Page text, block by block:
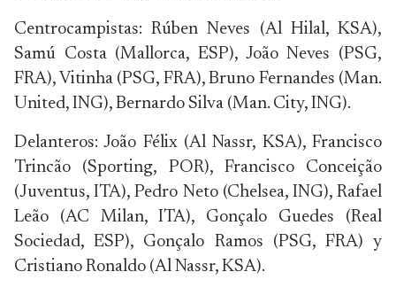
Centrocampistas: Rúben Neves (Al Hilal, KSA),
Samú Costa (Mallorca, ESP), João Neves (PSG,
FRA), Vitinha (PSG, FRA), Bruno Fernandes (Man.
United, ING), Bernardo Silva (Man. City, ING).
Delanteros: João Félix (Al Nassr, KSA), Francisco
Trincão (Sporting, POR), Francisco Conceição
(Juventus, ITA), Pedro Neto (Chelsea, ING), Rafael
Leão (AC Milan, ITA), Gonçalo Guedes (Real
Sociedad, ESP), Gonçalo Ramos (PSG, FRA) y
Cristiano Ronaldo (Al Nassr, KSA).